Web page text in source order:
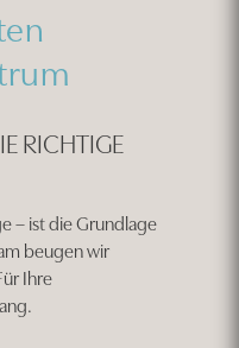
RICHTIGE
– ist die Grundlage
beugen wir
Ihre